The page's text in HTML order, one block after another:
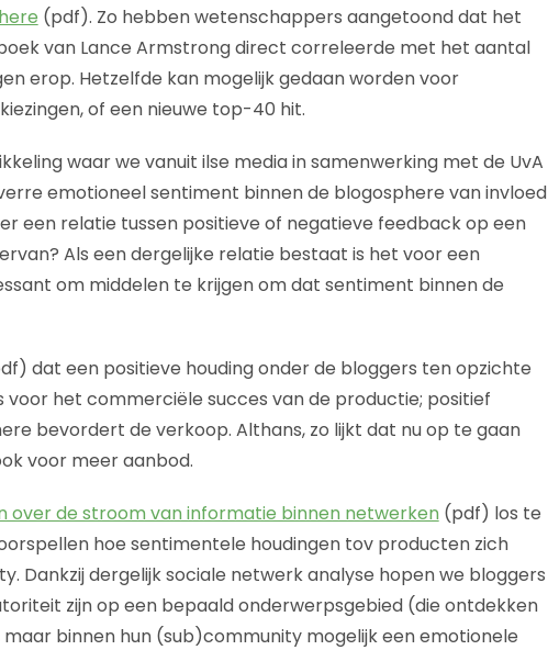
(pdf). Zo hebben wetenschappers aangetoond dat het
van Lance Armstrong direct correleerde met het aantal
erop. Hetzelfde kan mogelijk gedaan worden voor
of een nieuwe top-40 hit.
waar we vanuit ilse media in samenwerking met de UvA
emotioneel sentiment binnen de blogosphere van invloed
een relatie tussen positieve of negatieve feedback op een
Als een dergelijke relatie bestaat is het voor een
om middelen te krijgen om dat sentiment binnen de
dat een positieve houding onder de bloggers ten opzichte
voor het commerciële succes van de productie; positief
bevordert de verkoop. Althans, zo lijkt dat nu op te gaan
voor meer aanbod.
over de stroom van informatie binnen netwerken (pdf) los te
hoe sentimentele houdingen tov producten zich
Dankzij dergelijk sociale netwerk analyse hopen we bloggers
zijn op een bepaald onderwerpsgebied (die ontdekken
binnen hun (sub)community mogelijk een emotionele